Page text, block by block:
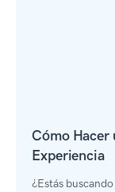
Cómo Hacer
Experiencia
¿Estás